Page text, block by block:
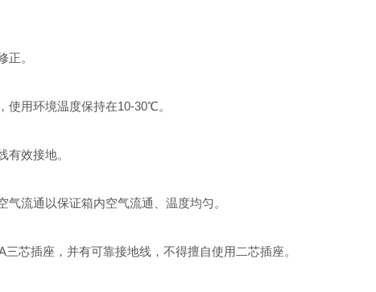
。
用环境温度保持在10-30℃。
效接地。
通以保证箱内空气流通、温度均匀。
，并有可靠接地线，不得擅自使用二芯插座。